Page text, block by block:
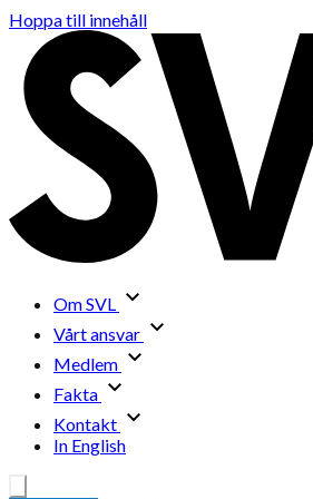
Hoppa till innehåll
Om SVL
Vårt ansvar
Medlem
Fakta
Kontakt
In English